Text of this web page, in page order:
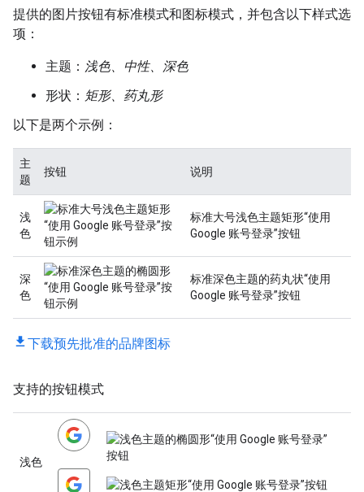
提供的图片按钮有标准模式和图标模式，并包含以下样式选
项：
主题： 浅色、中性、深色
形状： 矩形、药丸形
以下是两个示例：
主
题
按钮 说明
浅
色
标准大号浅色主题矩形“使用
Google 账号登录”按钮
深
色
标准深色主题的药丸状“使用
Google 账号登录”按钮
下载预先批准的品牌图标
支持的按钮模式
浅色